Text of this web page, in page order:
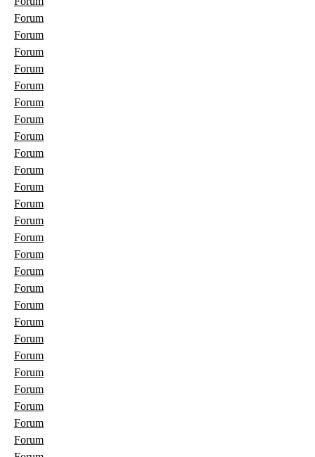
Forum
Forum
Forum
Forum
Forum
Forum
Forum
Forum
Forum
Forum
Forum
Forum
Forum
Forum
Forum
Forum
Forum
Forum
Forum
Forum
Forum
Forum
Forum
Forum
Forum
Forum